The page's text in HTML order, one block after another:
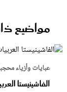
مواضيع
عبايات وأزياء
الفاشينيستا